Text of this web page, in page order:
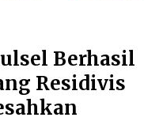
Berhasil
Residivis